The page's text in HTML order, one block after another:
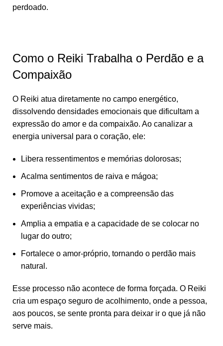
perdoado.
Como o Reiki Trabalha o Perdão e a
Compaixão
O Reiki atua diretamente no campo energético,
dissolvendo densidades emocionais que dificultam a
expressão do amor e da compaixão. Ao canalizar a
energia universal para o coração, ele:
Libera ressentimentos e memórias dolorosas;
Acalma sentimentos de raiva e mágoa;
Promove a aceitação e a compreensão das
experiências vividas;
Amplia a empatia e a capacidade de se colocar no
lugar do outro;
Fortalece o amor-próprio, tornando o perdão mais
natural.
Esse processo não acontece de forma forçada. O Reiki
cria um espaço seguro de acolhimento, onde a pessoa,
aos poucos, se sente pronta para deixar ir o que já não
serve mais.